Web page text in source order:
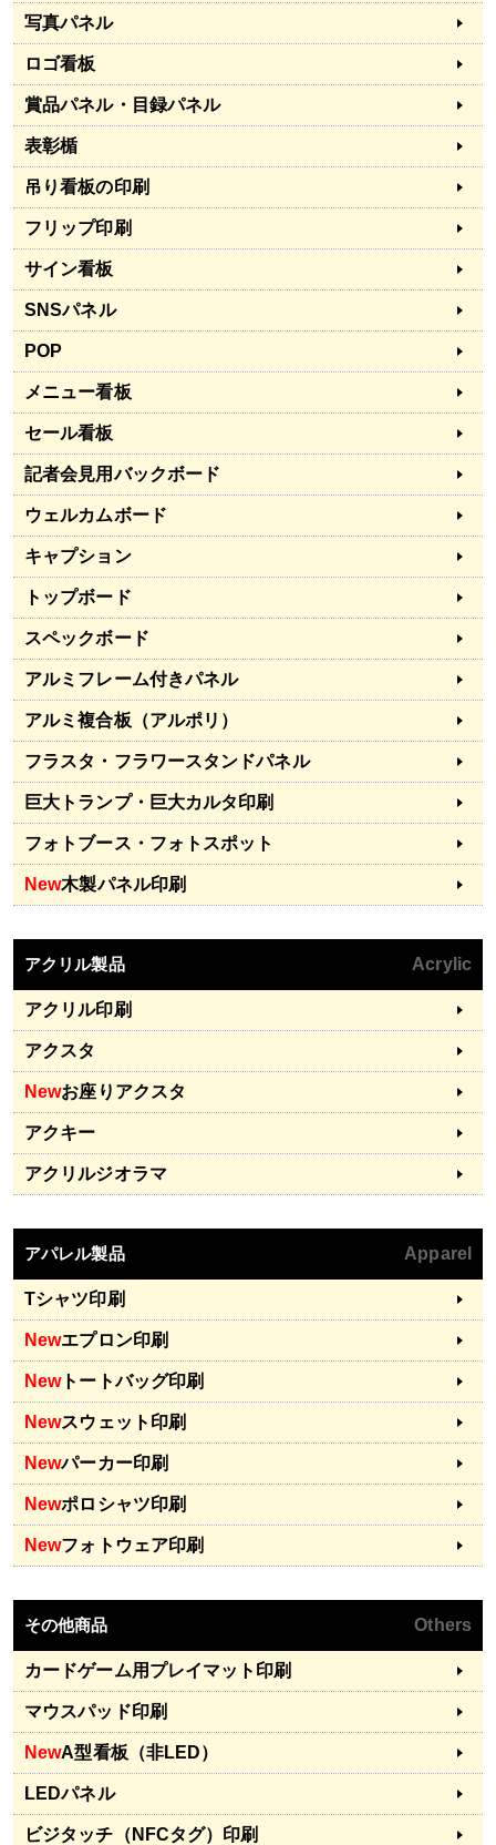
写真パネル
ロゴ看板
賞品パネル・目録パネル
表彰楯
吊り看板の印刷
フリップ印刷
サイン看板
SNSパネル
POP
メニュー看板
セール看板
記者会見用バックボード
ウェルカムボード
キャプション
トップボード
スペックボード
アルミフレーム付きパネル
アルミ複合板（アルポリ）
フラスタ・フラワースタンドパネル
巨大トランプ・巨大カルタ印刷
フォトブース・フォトスポット
New木製パネル印刷
アクリル製品 Acrylic
アクリル印刷
アクスタ
Newお座りアクスタ
アクキー
アクリルジオラマ
アパレル製品 Apparel
Tシャツ印刷
Newエプロン印刷
Newトートバッグ印刷
Newスウェット印刷
Newパーカー印刷
Newポロシャツ印刷
Newフォトウェア印刷
その他商品 Others
カードゲーム用プレイマット印刷
マウスパッド印刷
NewA型看板（非LED）
LEDパネル
ビジタッチ（NFCタグ）印刷